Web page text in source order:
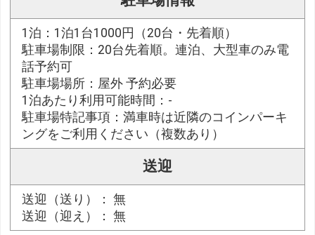
1泊：1泊1台1000円（20台・先着順）
駐車場制限：20台先着順。連泊、大型車のみ電
話予約可
駐車場場所：屋外 予約必要
1泊あたり利用可能時間：-
駐車場特記事項：満車時は近隣のコインパーキ
ングをご利用ください（複数あり）
送迎
送迎（送り）： 無
送迎（迎え）： 無